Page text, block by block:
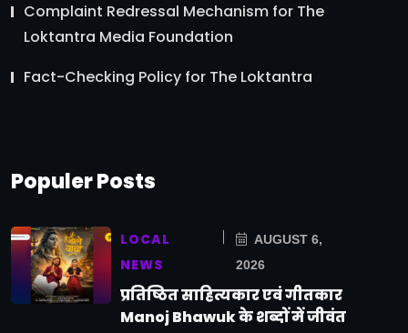
Complaint Redressal Mechanism for The
Loktantra Media Foundation
Fact-Checking Policy for The Loktantra
Populer Posts
LOCAL
NEWS
AUGUST 6,
2026
प्रतिष्ठित साहित्यकार एवं गीतकार
Manoj Bhawuk के शब्दों में जीवंत